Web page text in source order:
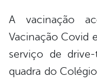
A vacinação
Vacinação Covid
serviço de
quadra do